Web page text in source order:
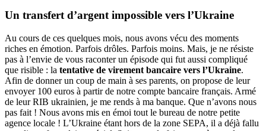
Un transfert d’argent impossible vers l’Ukraine
Au cours de ces quelques mois, nous avons vécu des moments
riches en émotion. Parfois drôles. Parfois moins. Mais, je ne résiste
pas à l’envie de vous raconter un épisode qui fut aussi compliqué
que risible : la tentative de virement bancaire vers l’Ukraine.
Afin de donner un coup de main à ses parents, on propose de leur
envoyer 100 euros à partir de notre compte bancaire français. Armé
de leur RIB ukrainien, je me rends à ma banque. Que n’avons nous
pas fait ! Nous avons mis en émoi tout le bureau de notre petite
agence locale ! L’Ukraine étant hors de la zone SEPA, il a déjà fallu